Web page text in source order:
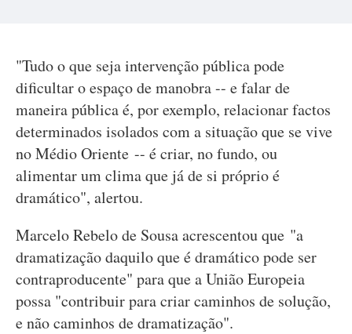
"Tudo o que seja intervenção pública pode
dificultar o espaço de manobra -- e falar de
maneira pública é, por exemplo, relacionar factos
determinados isolados com a situação que se vive
no Médio Oriente -- é criar, no fundo, ou
alimentar um clima que já de si próprio é
dramático", alertou.
Marcelo Rebelo de Sousa acrescentou que "a
dramatização daquilo que é dramático pode ser
contraproducente" para que a União Europeia
possa "contribuir para criar caminhos de solução,
e não caminhos de dramatização".